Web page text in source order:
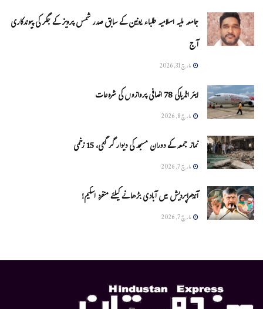
جامعہ ملیہ اسلامیہ طلباء یونین کے سابق صدر شمس پرویز کے جگر کی پیوندکاری
آج
مارچ 31, 2026
ایئر انڈیاکی 78 اضافی پروازوں کی شروعات
مارچ 8, 2026
نماز جمعہ کے دوران مسجد کی دیوار گر گئی، 15 زخمی
مارچ 7, 2026
آندھراپردیش میں آبادی بڑھانے کیلئے منفرد اسکیم!
مارچ 7, 2026